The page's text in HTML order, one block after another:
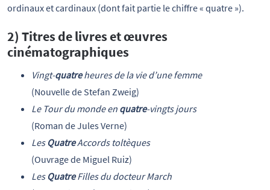
ordinaux et cardinaux (dont fait partie le chiffre « quatre »).
2) Titres de livres et œuvres
cinématographiques
Vingt-quatreheures de la vie d’une femme
(Nouvelle de Stefan Zweig)
Le Tour du monde en quatre-vingts jours
(Roman de Jules Verne)
Les QuatreAccords toltèques
(Ouvrage de Miguel Ruiz)
Les QuatreFilles du docteur March